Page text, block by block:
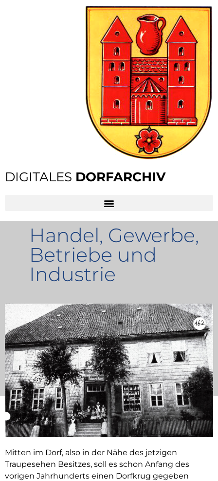
DIGITALES DORFARCHIV
Handel, Gewerbe,
Betriebe und
Industrie
Mitten im Dorf, also in der Nähe des jetzigen
Traupesehen Besitzes, soll es schon Anfang des
vorigen Jahrhunderts einen Dorfkrug gegeben